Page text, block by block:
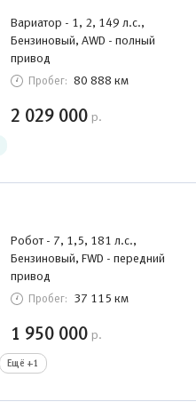
Вариатор - 1, 2, 149 л.с.,
Бензиновый, AWD - полный
привод
Пробег: 80 888 км
2 029 000 р.
Робот - 7, 1,5, 181 л.с.,
Бензиновый, FWD - передний
привод
Пробег: 37 115 км
1 950 000 р.
Ещё +1